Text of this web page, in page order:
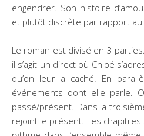
engendrer. Son histoire
et plutôt discrète par rapport au
Le roman est divisé en 3
il s’agit un direct où Chloé
qu’on leur a caché. En
événements dont elle parle.
passé/présent. Dans la
rejoint le présent. Les